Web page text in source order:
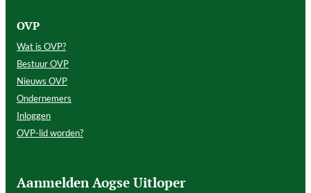
OVP
Wat is OVP?
Bestuur OVP
Nieuws OVP
Ondernemers
Inloggen
OVP-lid worden?
Aanmelden Aogse Uitloper